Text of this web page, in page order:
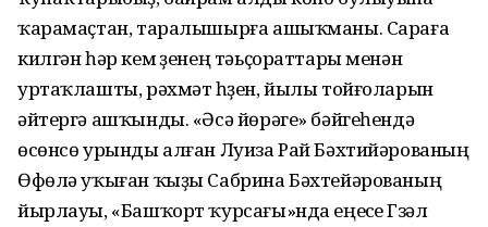
ҡарамаҫтан, таралышырға ашыҡманы. Сараға
килгән һәр кем үҙенең тәьҫораттары менән
уртаҡлашты, рәхмәт һүҙен, йылы тойғоларын
әйтергә ашҡынды. «Әсә йөрәге» бәйгеһендә
өсөнсө урынды алған Луиза Рай Бәхтийәрованың
Өфөлә уҡыған ҡыҙы Сабрина Бәхтейәрованың
йырлауы, «Башҡорт ҡурсағы»нда еңеүсе Гүзәл